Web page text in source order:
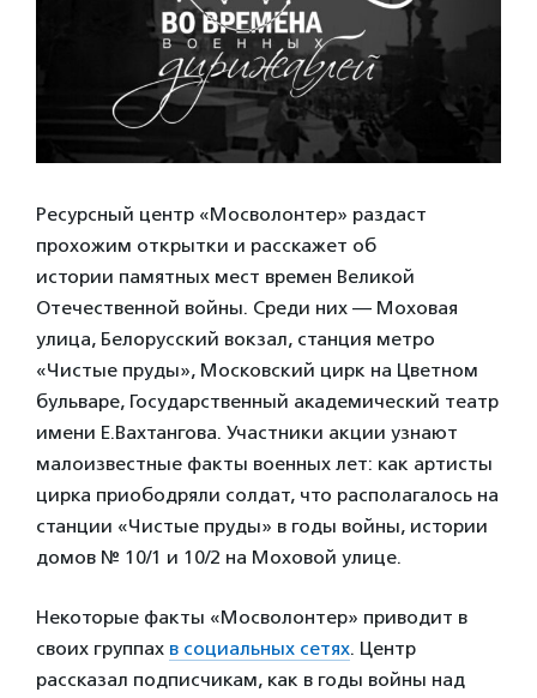
Ресурсный центр «Мосволонтер» раздаст
прохожим открытки и расскажет об
истории памятных мест времен Великой
Отечественной войны. Среди них — Моховая
улица, Белорусский вокзал, станция метро
«Чистые пруды», Московский цирк на Цветном
бульваре, Государственный академический театр
имени Е.Вахтангова. Участники акции узнают
малоизвестные факты военных лет: как артисты
цирка приободряли солдат, что располагалось на
станции «Чистые пруды» в годы войны, истории
домов № 10/1 и 10/2 на Моховой улице.
Некоторые факты «Мосволонтер» приводит в
своих группах в социальных сетях. Центр
рассказал подписчикам, как в годы войны над